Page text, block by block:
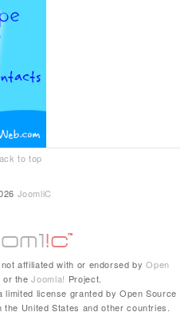
to top
JoomliC
affiliated with or endorsed byOpen
or theJoomla! Project.
limited license granted by Open Source
United States and other countries.